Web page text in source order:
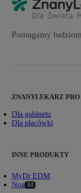
Pomagamy
ZNANYLEKARZ PRO
Dla gabinetu
Dla placówki
INNE PRODUKTY
MyDr EDM
Noa AI